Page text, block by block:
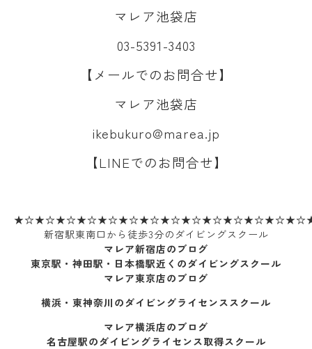
マレア池袋店
03-5391-3403
【メールでのお問合せ】
マレア池袋店
ikebukuro@marea.jp
【LINEでのお問合せ】
新宿駅東南口から徒歩3分のダイビングスクール
マレア新宿店のブログ
東京駅・神田駅・日本橋駅近くのダイビングスクール
マレア東京店のブログ
横浜・東神奈川のダイビングライセンススクール
マレア横浜店のブログ
名古屋駅のダイビングライセンス取得スクール